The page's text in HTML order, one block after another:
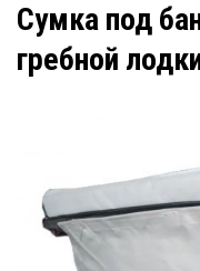
Сумка под
гребной